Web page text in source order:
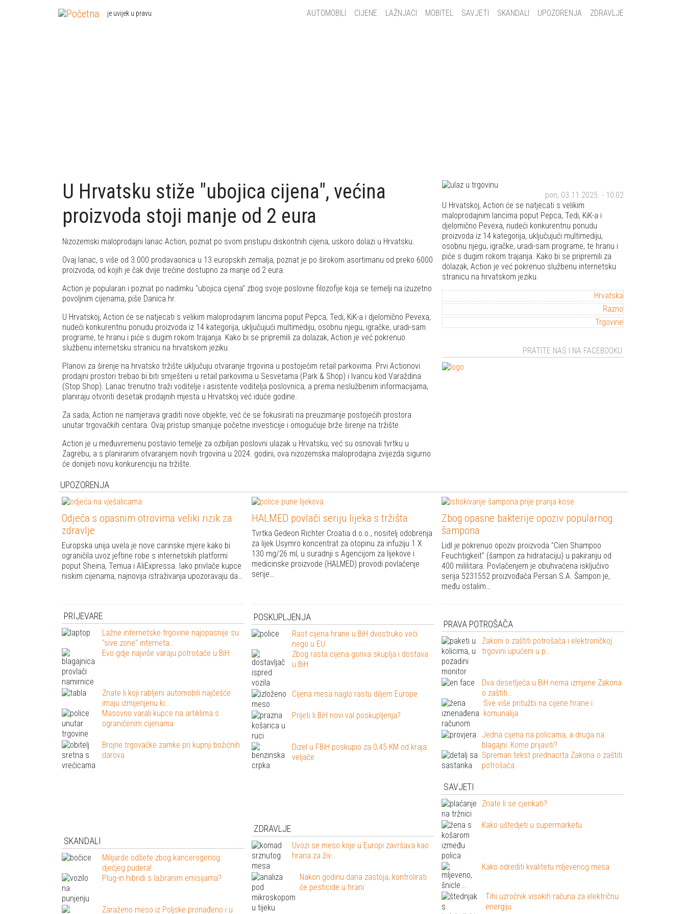
je uvijek u pravu Main navigation
AUTOMOBILI CIJENE LAŽNJACI MOBITEL SAVJETI SKANDALI UPOZORENJA ZDRAVLJE
U Hrvatsku stiže "ubojica cijena", većina
proizvoda stoji manje od 2 eura
Nizozemski maloprodajni lanac Action, poznat po svom pristupu diskontnih cijena, uskoro dolazi u Hrvatsku.
Ovaj lanac, s više od 3.000 prodavaonica u 13 europskih zemalja, poznat je po širokom asortimanu od preko 6000
proizvoda, od kojih je čak dvije trećine dostupno za manje od 2 eura.
Action je popularan i poznat po nadimku "ubojica cijena" zbog svoje poslovne filozofije koja se temelji na izuzetno
povoljnim cijenama, piše Danica.hr.
U Hrvatskoj, Action će se natjecati s velikim maloprodajnim lancima poput Pepca, Tedi, KiK-a i djelomično Pevexa,
nudeći konkurentnu ponudu proizvoda iz 14 kategorija, uključujući multimediju, osobnu njegu, igračke, uradi-sam
programe, te hranu i piće s dugim rokom trajanja. Kako bi se pripremili za dolazak, Action je već pokrenuo
službenu internetsku stranicu na hrvatskom jeziku.
Planovi za širenje na hrvatsko tržište uključuju otvaranje trgovina u postojećim retail parkovima. Prvi Actionovi
prodajni prostori trebao bi biti smješteni u retail parkovima u Sesvetama (Park & Shop) i Ivancu kod Varaždina
(Stop Shop). Lanac trenutno traži voditelje i asistente voditelja poslovnica, a prema neslužbenim informacijama,
planiraju otvoriti desetak prodajnih mjesta u Hrvatskoj već iduće godine.
Za sada, Action ne namjerava graditi nove objekte, već će se fokusirati na preuzimanje postojećih prostora
unutar trgovačkih centara. Ovaj pristup smanjuje početne investicije i omogućuje brže širenje na tržište.
Action je u međuvremenu postavio temelje za ozbiljan poslovni ulazak u Hrvatsku, već su osnovali tvrtku u
Zagrebu, a s planiranim otvaranjem novih trgovina u 2024. godini, ova nizozemska maloprodajna zvijezda sigurno
će donijeti novu konkurenciju na tržište.
pon, 03.11.2025. - 10:02
U Hrvatskoj, Action će se natjecati s velikim
maloprodajnim lancima poput Pepca, Tedi, KiK-a i
djelomično Pevexa, nudeći konkurentnu ponudu
proizvoda iz 14 kategorija, uključujući multimediju,
osobnu njegu, igračke, uradi-sam programe, te hranu i
piće s dugim rokom trajanja. Kako bi se pripremili za
dolazak, Action je već pokrenuo službenu internetsku
stranicu na hrvatskom jeziku.
Hrvatska
Razno
Trgovine
PRATITE NAS I NA FACEBOOKU
UPOZORENJA
Odjeća s opasnim otrovima veliki rizik za
zdravlje
Europska unija uvela je nove carinske mjere kako bi
ograničila uvoz jeftine robe s internetskih platformi
poput Sheina, Temua i AliExpressa. Iako privlače kupce
niskim cijenama, najnovija istraživanja upozoravaju da…
HALMED povlači seriju lijeka s tržišta
Tvrtka Gedeon Richter Croatia d.o.o., nositelj odobrenja
za lijek Usymro koncentrat za otopinu za infuziju 1 X
130 mg/26 ml, u suradnji s Agencijom za lijekove i
medicinske proizvode (HALMED) provodi povlačenje
serije…
Zbog opasne bakterije opoziv popularnog
šampona
Lidl je pokrenuo opoziv proizvoda "Cien Shampoo
Feuchtigkeit" (šampon za hidrataciju) u pakiranju od
400 mililitara. Povlačenjem je obuhvaćena isključivo
serija 5231552 proizvođača Persan S.A. Šampon je,
među ostalim…
PRIJEVARE
Lažne internetske trgovine najopasnije su
"sive zone" interneta…
Evo gdje najviše varaju potrošače u BiH
Znate li koji rabljeni automobili najčešće
imaju izmijenjenu ki…
Masovno varali kupce na artiklima s
ograničenim cijenama
Brojne trgovačke zamke pri kupnji božićnih
darova
POSKUPLJENJA
Rast cijena hrane u BiH dvostruko veći
nego u EU
Zbog rasta cijena goriva skuplja i dostava
u BiH
Cijena mesa naglo rastu diljem Europe
Prijeti li BiH novi val poskupljenja?
Dizel u FBiH poskupio za 0,45 KM od kraja
veljače
PRAVA POTROŠAČA
Zakoni o zaštiti potrošača i elektroničkoj
trgovini upućeni u p…
Dva desetljeća u BiH nema izmjene Zakona
o zaštiti…
Sve više pritužbi na cijene hrane i
komunalija
Jedna cijena na policama, a druga na
blagajni: Kome prijaviti?
Spreman tekst prednacrta Zakona o zaštiti
potrošača
SKANDALI
Milijarde odšete zbog kancerogenog
dječjeg pudera!
Plug-in hibridi s lažiranim emisijama?
Zaraženo meso iz Poljske pronađeno i u
ZDRAVLJE
Uvozi se meso koje u Europi završava kao
hrana za živ…
Nakon godinu dana zastoja, kontrolirati
će pesticide u hrani
SAVJETI
Znate li se cjenkati?
Kako uštedjeti u supermarketu
Kako odrediti kvalitetu mljevenog mesa
Tihi uzročnik visokih računa za električnu
energiju